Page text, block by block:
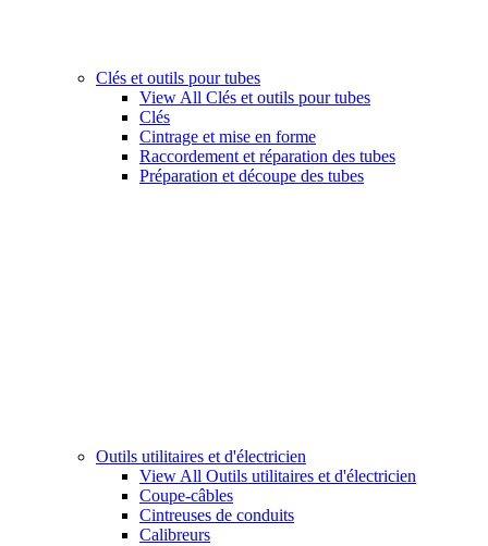
Clés et outils pour tubes
View All Clés et outils pour tubes
Clés
Cintrage et mise en forme
Raccordement et réparation des tubes
Préparation et découpe des tubes
Outils utilitaires et d'électricien
View All Outils utilitaires et d'électricien
Coupe-câbles
Cintreuses de conduits
Calibreurs